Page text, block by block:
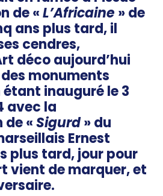
de «L’Africaine » de
ans plus tard, il
cendres,
déco aujourd’hui
monuments
inauguré le 3
avec la
«Sigurd» du
Ernest
plus tard, jour pour
vient de marquer, et